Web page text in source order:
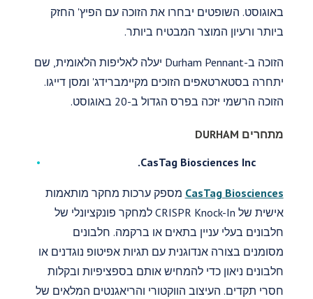
באוגוסט. השופטים יבחרו את הזוכה עם הפיץ' החזק
ביותר ורעיון המוצר המבטיח ביותר.
הזוכה ב-Durham Pennant יעלה לאליפות הלאומית, שם
יתחרה בסטארטאפים הזוכים מקיימברידג' ומסן דייגו.
הזוכה הרשמי יזכה בפרס הגדול ב-20 באוגוסט.
מתחרים DURHAM
CasTag Biosciences Inc.
CasTag Biosciences מספק ערכות מחקר מותאמות
אישית של CRISPR Knock-In למחקר פונקציונלי של
חלבונים בעלי עניין בתאים או ברקמה. חלבונים
מסומנים בצורה אנדוגנית עם תגיות אפיטופ נוגדנים או
חלבונים ניאון כדי להמחיש אותם בספציפיות ובקלות
חסרי תקדים. העיצוב הווקטורי והריאגנטים המלאים של